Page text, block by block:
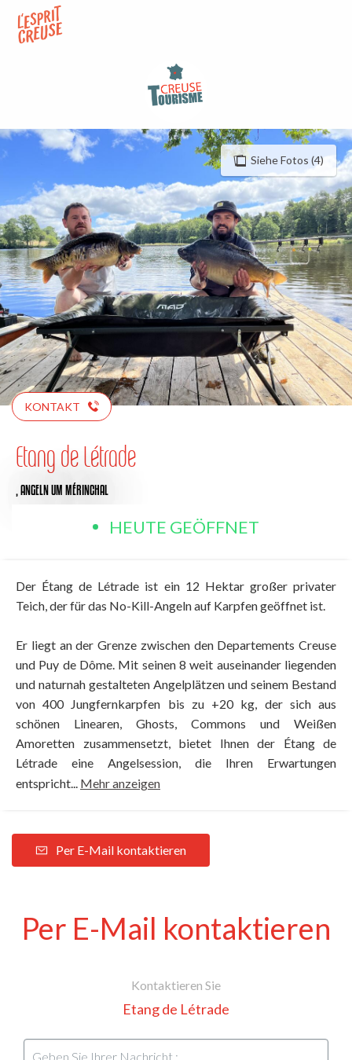
contenu
Siehe Fotos (4)
KONTAKT
Etang de Létrade
ANGELNUM MÉRINCHAL
HEUTE GEÖFFNET
Der Étang de Létrade ist ein 12 Hektar großer privater
Teich, der für das No-Kill-Angeln auf Karpfen geöffnet ist.
Er liegt an der Grenze zwischen den Departements Creuse
und Puy de Dôme. Mit seinen 8 weit auseinander liegenden
und naturnah gestalteten Angelplätzen und seinem Bestand
von 400 Jungfernkarpfen bis zu +20 kg, der sich aus
schönen Linearen, Ghosts, Commons und Weißen
Amoretten zusammensetzt, bietet Ihnen der Étang de
Létrade eine Angelsession, die Ihren Erwartungen
entspricht... Mehr anzeigen
Per E-Mail kontaktieren
Per E-Mail kontaktieren
Kontaktieren Sie
Etang de Létrade